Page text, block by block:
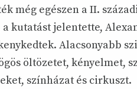
még egészen a II.
kutatást jelentette,
Alacsonyabb
öltözetet, kényelmet,
színházat és cirkuszt.